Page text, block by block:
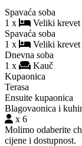
Spavaća soba
1 x
Veliki krevet
Spavaća soba
1 x
Veliki krevet
Dnevna soba
1 x
Kauč
Kupaonica
Terasa
Ensuite kupaonica
Blagovaonica i
x 6
Molimo odaberite
cijene i dostupnost.